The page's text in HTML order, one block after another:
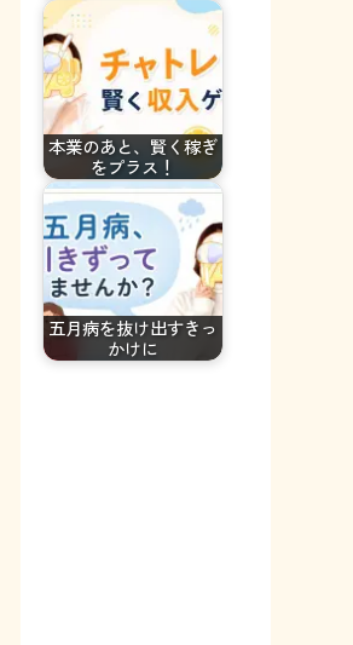
本業のあと、賢く稼ぎ
をプラス！
五月病を抜け出すきっ
かけに